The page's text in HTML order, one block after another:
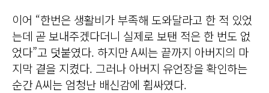
이어 “한번은 생활비가 부족해 도와달라고 한 적 있었
는데 곧 보내주겠다더니 실제로 보탠 적은 한 번도 없
었다”고 덧붙였다. 하지만 A씨는 끝까지 아버지의 마
지막 곁을 지켰다. 그러나 아버지 유언장을 확인하는
순간 A씨는 엄청난 배신감에 휩싸였다.